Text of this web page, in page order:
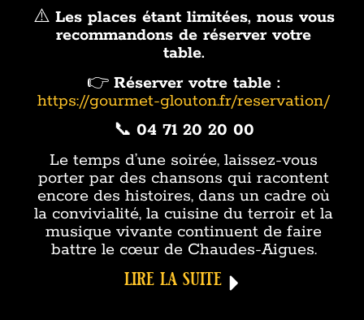
⚠️ Les places étant limitées, nous vous
recommandons de réserver votre
table.
👉Réserver votre table :
https://gourmet-glouton.fr/reservation/
📞 04 71 20 20 00
Le temps d’une soirée, laissez-vous
porter par des chansons qui racontent
encore des histoires, dans un cadre où
la convivialité, la cuisine du terroir et la
musique vivante continuent de faire
battre le cœur de Chaudes-Aigues.
lire la suite